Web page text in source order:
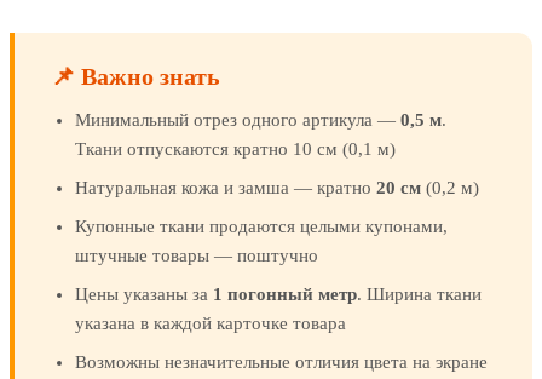
📌 Важно знать
Минимальный отрез одного артикула — 0,5 м.
Ткани отпускаются кратно 10 см (0,1 м)
Натуральная кожа и замша — кратно 20 см (0,2 м)
Купонные ткани продаются целыми купонами,
штучные товары — поштучно
Цены указаны за 1 погонный метр. Ширина ткани
указана в каждой карточке товара
Возможны незначительные отличия цвета на экране